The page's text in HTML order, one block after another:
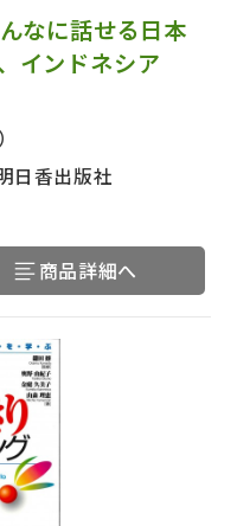
なに話せる日本
インドネシア
日香出版社
商品詳細へ